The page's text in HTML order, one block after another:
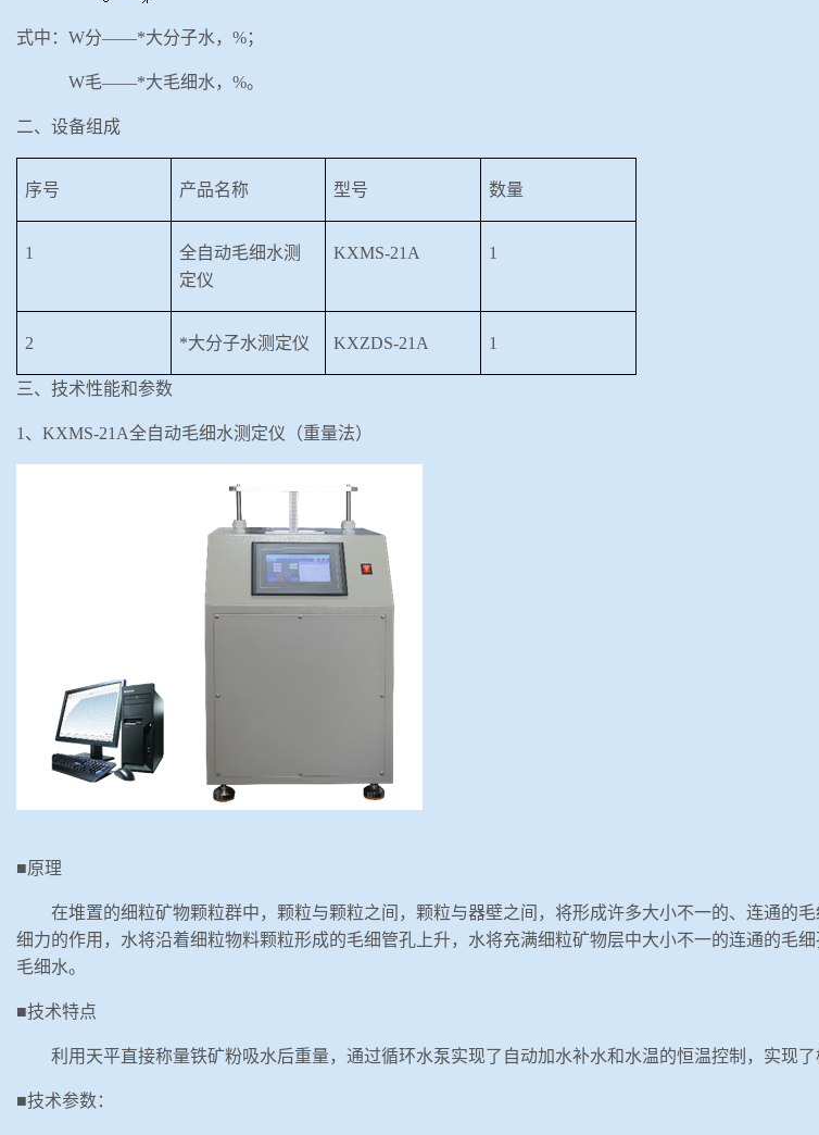
式中： W分——*大分子水，%；
W毛——*大毛细水，%。
二、设备组成
序号 产品名称 型号 数量
1
全自动毛细水测
定仪
KXMS-21A 1
2 *大分子水测定仪 KXZDS-21A 1
三、技术性能和参数
1、KXMS-21A全自动毛细水测定仪（重量法）
■原理
在堆置的细粒矿物颗粒群中，颗粒与颗粒之间，颗粒与器壁之间，将形成许多大小不一的、连通的
细力的作用，水将沿着细粒物料颗粒形成的毛细管孔上升，水将充满细粒矿物层中大小不一的连通的毛
毛细水。
■技术特点
利用天平直接称量铁矿粉吸水后重量，通过循环水泵实现了自动加水补水和水温的恒温控制，实现
■技术参数：